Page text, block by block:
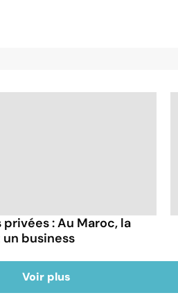
: Au Maroc, la
business
Voir plus